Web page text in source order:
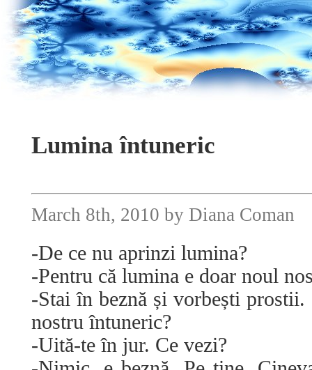
Lumina întuneric
March 8th, 2010 by Diana Coman
-De ce nu aprinzi lumina?
-Pentru că lumina e doar noul
-Stai în beznă și vorbești
nostru întuneric?
-Uită-te în jur. Ce vezi?